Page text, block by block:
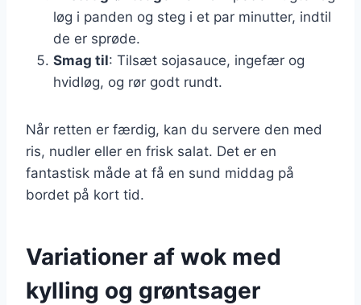
løg i panden og steg i et par minutter, indtil
de er sprøde.
Smag til: Tilsæt sojasauce, ingefær og
hvidløg, og rør godt rundt.
Når retten er færdig, kan du servere den med
ris, nudler eller en frisk salat. Det er en
fantastisk måde at få en sund middag på
bordet på kort tid.
Variationer af wok med
kylling og grøntsager